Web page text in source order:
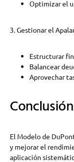
Optimizar el
3. Gestionar el
Estructurar
Balancear
Aprovechar
Conclusión
El Modelo de
y mejorar el
aplicación